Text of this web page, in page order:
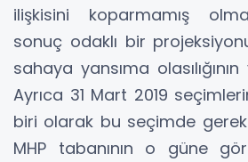
ilişkisini koparmamış
sonuç odaklı bir
sahaya yansıma
Ayrıca 31 Mart 2019
biri olarak bu seçimde
MHP tabanının o güne